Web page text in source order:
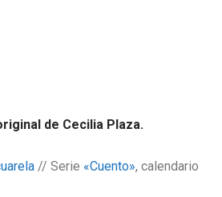
de Cecilia Plaza.
// Serie «Cuento», calendario